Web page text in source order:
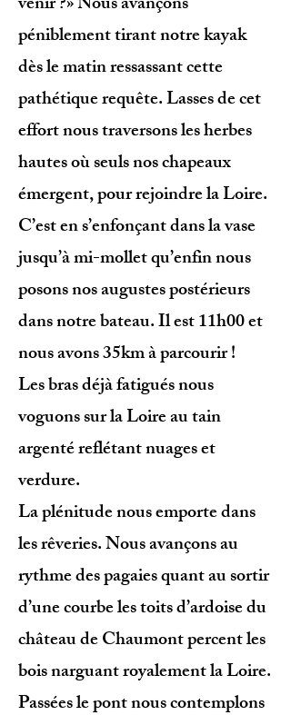
péniblement tirant notre kayak
dès le matin ressassant cette
pathétique requête. Lasses de cet
effort nous traversons les herbes
hautes où seuls nos chapeaux
émergent, pour rejoindre la Loire.
C’est en s’enfonçant dans la vase
jusqu’à mi-mollet qu’enfin nous
posons nos augustes postérieurs
dans notre bateau. Il est 11h00 et
nous avons 35km à parcourir !
Les bras déjà fatigués nous
voguons sur la Loire au tain
argenté reflétant nuages et
verdure.
La plénitude nous emporte dans
les rêveries. Nous avançons au
rythme des pagaies quant au sortir
d’une courbe les toits d’ardoise du
château de Chaumont percent les
bois narguant royalement la Loire.
Passées le pont nous contemplons